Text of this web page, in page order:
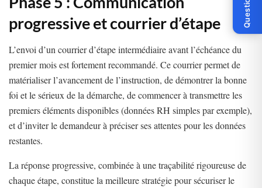
progressive et courrier d’étape
L’envoi d’un courrier d’étape intermédiaire avant l’échéance du
premier mois est fortement recommandé. Ce courrier permet de
matérialiser l’avancement de l’instruction, de démontrer la bonne
foi et le sérieux de la démarche, de commencer à transmettre les
premiers éléments disponibles (données RH simples par exemple),
et d’inviter le demandeur à préciser ses attentes pour les données
restantes.
La réponse progressive, combinée à une traçabilité rigoureuse de
chaque étape, constitue la meilleure stratégie pour sécuriser le